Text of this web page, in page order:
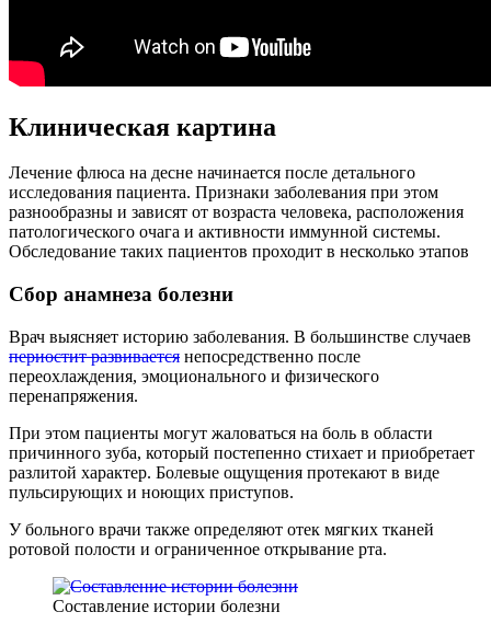
Клиническая картина
Лечение флюса на десне начинается после детального
исследования пациента. Признаки заболевания при этом
разнообразны и зависят от возраста человека, расположения
патологического очага и активности иммунной системы.
Обследование таких пациентов проходит в несколько этапов
Сбор анамнеза болезни
Врач выясняет историю заболевания. В большинстве случаев
периостит развивается непосредственно после
переохлаждения, эмоционального и физического
перенапряжения.
При этом пациенты могут жаловаться на боль в области
причинного зуба, который постепенно стихает и приобретает
разлитой характер. Болевые ощущения протекают в виде
пульсирующих и ноющих приступов.
У больного врачи также определяют отек мягких тканей
ротовой полости и ограниченное открывание рта.
Составление истории болезни